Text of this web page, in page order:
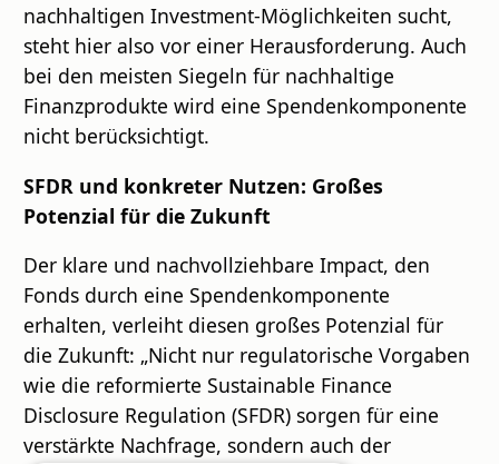
nachhaltigen Investment-Möglichkeiten sucht,
steht hier also vor einer Herausforderung. Auch
bei den meisten Siegeln für nachhaltige
Finanzprodukte wird eine Spendenkomponente
nicht berücksichtigt.
SFDR und konkreter Nutzen: Großes
Potenzial für die Zukunft
Der klare und nachvollziehbare Impact, den
Fonds durch eine Spendenkomponente
erhalten, verleiht diesen großes Potenzial für
die Zukunft: „Nicht nur regulatorische Vorgaben
wie die reformierte Sustainable Finance
Disclosure Regulation (SFDR) sorgen für eine
verstärkte Nachfrage, sondern auch der